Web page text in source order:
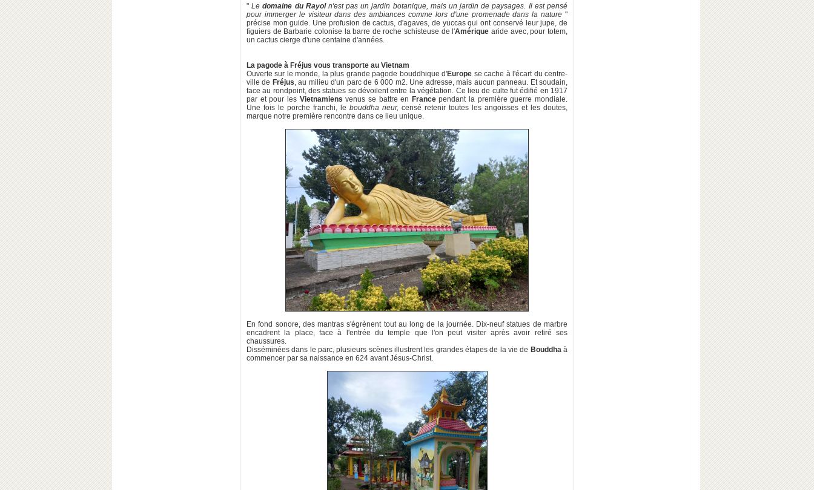
"Ledomaine du Rayol n'est pas un jardin botanique, mais un jardin de paysages. Il est pensé
pour immerger le visiteur dans des ambiances comme lors d'une promenade dans la nature "
précise mon guide. Une profusion de cactus, d'agaves, de yuccas qui ont conservé leur jupe, de
figuiers de Barbarie colonise la barre de roche schisteuse de l'Amérique aride avec, pour totem,
un cactus cierge d'une centaine d'années.
La pagode à Fréjus vous transporte au Vietnam
Ouverte sur le monde, la plus grande pagode bouddhique d'Europe se cache à l'écart du centre-
ville de Fréjus, au milieu d'un parc de 6 000 m2. Une adresse, mais aucun panneau. Et soudain,
face au rondpoint, des statues se dévoilent entre la végétation. Ce lieu de culte fut édifié en 1917
par et pour les Vietnamiens venus se battre en Francependant la première guerre mondiale.
Une fois le porche franchi, le bouddha rieur, censé retenir toutes les angoisses et les doutes,
marque notre première rencontre dans ce lieu unique.
En fond sonore, des mantras s'égrènent tout au long de la journée. Dix-neuf statues de marbre
encadrent la place, face à l'entrée du temple que l'on peut visiter après avoir retiré ses
chaussures.
Disséminées dans le parc, plusieurs scènes illustrent les grandes étapes de la vie de Bouddhaà
commencer par sa naissance en 624 avant Jésus-Christ.